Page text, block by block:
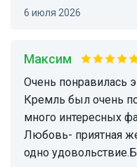
6 июля 2026
Максим
Очень понравилась экскурсия. Рассказ про
Кремль был очень
много интересных
Любовь- приятная
одно